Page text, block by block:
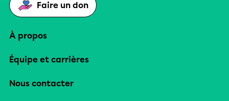
Faire un don
À propos
Équipe et carrières
Nous contacter